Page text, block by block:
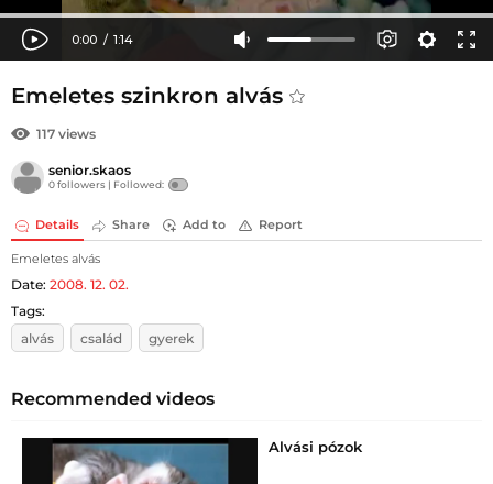
Emeletes szinkron alvás
117 views
senior.skaos
0 followers | Followed:
Details Share Add to Report
Emeletes alvás
Date: 2008. 12. 02.
Tags:
alvás
család gyerek
Recommended videos
Alvási pózok